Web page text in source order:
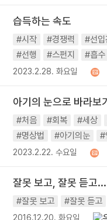
습득하는 속도
#시작 #경쟁력 #선입
#선행
#스펀지 #흡수
2023.2.28. 화요일
아기의 눈으로 바라보기
#처음 #회복 #세상
#명상법
#아기의눈 #
2023.2.22. 수요일
잘못 보고, 잘못 듣고...
#잘못 보고 #잘못 듣고
2016.12.20. 화요일